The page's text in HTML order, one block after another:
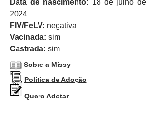
Data de nascimento: 18 de julho de
2024
FIV/FeLV: negativa
Vacinada: sim
Castrada: sim
Sobre a Missy
Política de Adoção
Quero Adotar